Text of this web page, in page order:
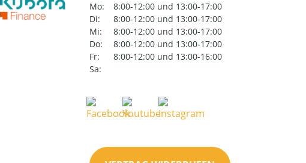
Mo:
8:00-12:00 und 13:00-17:00
Di:
8:00-12:00 und 13:00-17:00
Mi:
8:00-12:00 und 13:00-17:00
Do:
8:00-12:00 und 13:00-17:00
Fr:
8:00-12:00 und 13:00-16:00
Sa: